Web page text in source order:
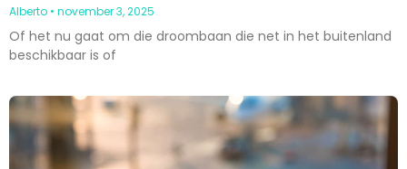
Alberto november 3, 2025
Of het nu gaat om die droombaan die net in het buitenland
beschikbaar is of